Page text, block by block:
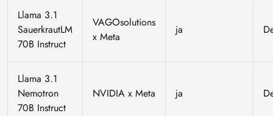
Llama 3.1
SauerkrautLM
70B Instruct
VAGOsolutions
x Meta
ja
Llama 3.1
Nemotron
70B Instruct
NVIDIA x Meta ja